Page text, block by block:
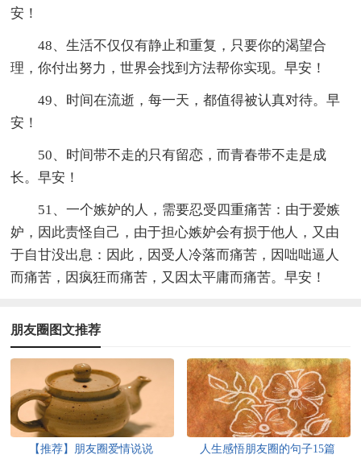
安！
48、生活不仅仅有静止和重复，只要你的渴望合
理，你付出努力，世界会找到方法帮你实现。早安！
49、时间在流逝，每一天，都值得被认真对待。早
安！
50、时间带不走的只有留恋，而青春带不走是成
长。早安！
51、一个嫉妒的人，需要忍受四重痛苦：由于爱嫉
妒，因此责怪自己，由于担心嫉妒会有损于他人，又由
于自甘没出息：因此，因受人冷落而痛苦，因咄咄逼人
而痛苦，因疯狂而痛苦，又因太平庸而痛苦。早安！
朋友圈图文推荐
【推荐】朋友圈爱情说说 人生感悟朋友圈的句子15篇